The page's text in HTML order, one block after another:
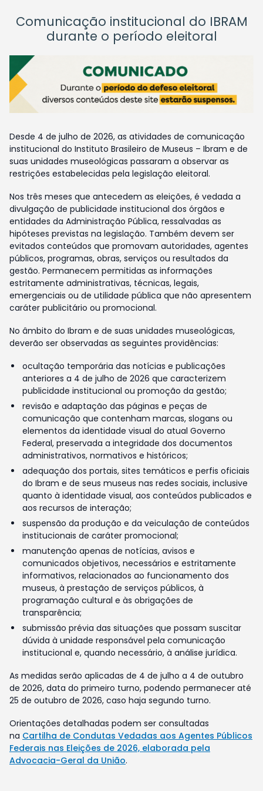
Comunicação institucional do IBRAM
durante o período eleitoral
Desde 4 de julho de 2026, as atividades de comunicação
institucional do Instituto Brasileiro de Museus – Ibram e de
suas unidades museológicas passaram a observar as
restrições estabelecidas pela legislação eleitoral.
Nos três meses que antecedem as eleições, é vedada a
divulgação de publicidade institucional dos órgãos e
entidades da Administração Pública, ressalvadas as
hipóteses previstas na legislação. Também devem ser
evitados conteúdos que promovam autoridades, agentes
públicos, programas, obras, serviços ou resultados da
gestão. Permanecem permitidas as informações
estritamente administrativas, técnicas, legais,
emergenciais ou de utilidade pública que não apresentem
caráter publicitário ou promocional.
No âmbito do Ibram e de suas unidades museológicas,
deverão ser observadas as seguintes providências:
ocultação temporária das notícias e publicações
anteriores a 4 de julho de 2026 que caracterizem
publicidade institucional ou promoção da gestão;
revisão e adaptação das páginas e peças de
comunicação que contenham marcas, slogans ou
elementos da identidade visual do atual Governo
Federal, preservada a integridade dos documentos
administrativos, normativos e históricos;
adequação dos portais, sites temáticos e perfis oficiais
do Ibram e de seus museus nas redes sociais, inclusive
quanto à identidade visual, aos conteúdos publicados e
aos recursos de interação;
suspensão da produção e da veiculação de conteúdos
institucionais de caráter promocional;
manutenção apenas de notícias, avisos e
comunicados objetivos, necessários e estritamente
informativos, relacionados ao funcionamento dos
museus, à prestação de serviços públicos, à
programação cultural e às obrigações de
transparência;
submissão prévia das situações que possam suscitar
dúvida à unidade responsável pela comunicação
institucional e, quando necessário, à análise jurídica.
As medidas serão aplicadas de 4 de julho a 4 de outubro
de 2026, data do primeiro turno, podendo permanecer até
25 de outubro de 2026, caso haja segundo turno.
Orientações detalhadas podem ser consultadas
na Cartilha de Condutas Vedadas aos Agentes Públicos
Federais nas Eleições de 2026, elaborada pela
Advocacia-Geral da União.